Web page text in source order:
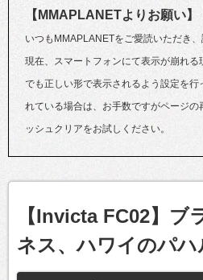
【MMAPLANETよりお願い】
いつもMMAPLANETをご愛読いただき、
現在、スマートフォンにて表示が崩れ
でも正しい形で表示されるよう設定を
れている場合は、お手数ですがページの
ッシュクリアをお試しください。
【Invicta FC02】ブ
ネス、ハワイのパ